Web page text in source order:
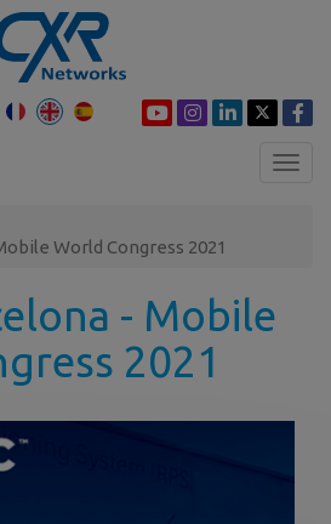
World Congress 2021
- Mobile
2021